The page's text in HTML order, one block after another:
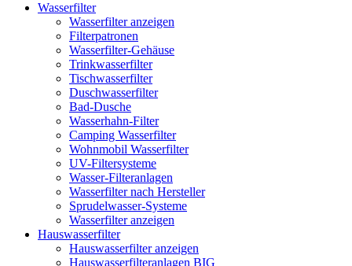
Wasserfilter
Wasserfilter anzeigen
Filterpatronen
Wasserfilter-Gehäuse
Trinkwasserfilter
Tischwasserfilter
Duschwasserfilter
Bad-Dusche
Wasserhahn-Filter
Camping Wasserfilter
Wohnmobil Wasserfilter
UV-Filtersysteme
Wasser-Filteranlagen
Wasserfilter nach Hersteller
Sprudelwasser-Systeme
Wasserfilter anzeigen
Hauswasserfilter
Hauswasserfilter anzeigen
Hauswasserfilteranlagen BIG